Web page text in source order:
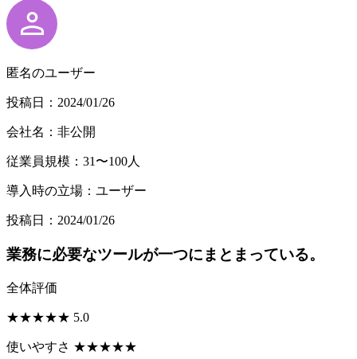
匿名のユーザー
投稿日：2024/01/26
会社名：非公開
従業員規模：31〜100人
導入時の立場：ユーザー
投稿日：2024/01/26
業務に必要なツールが一つにまとまっている。
全体評価
★★★★★ 5.0
使いやすさ ★★★★★